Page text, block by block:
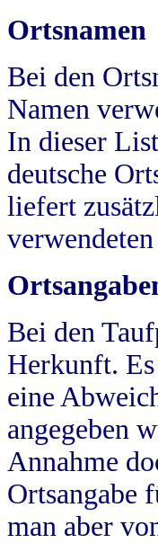
Ortsnamen
Bei den
Namen
In dieser
deutsche
liefert
Bei den
Herkunft.
eine
angegeben
Annahme
Ortsangabe
man aber